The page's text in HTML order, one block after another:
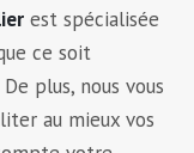
est spécialisée
ce soit
De plus, nous vous
au mieux vos